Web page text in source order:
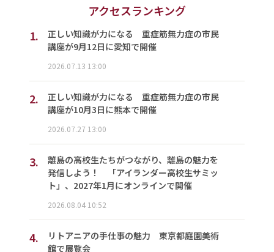
アクセスランキング
1.
正しい知識が力になる 重症筋無力症の市民
講座が9月12日に愛知で開催
2026.07.13 13:00
2.
正しい知識が力になる 重症筋無力症の市民
講座が10月3日に熊本で開催
2026.07.27 13:00
3.
離島の高校生たちがつながり、離島の魅力を
発信しよう！ 「アイランダー高校生サミッ
ト」、2027年1月にオンラインで開催
2026.08.04 10:52
4.
リトアニアの手仕事の魅力 東京都庭園美術
館で展覧会